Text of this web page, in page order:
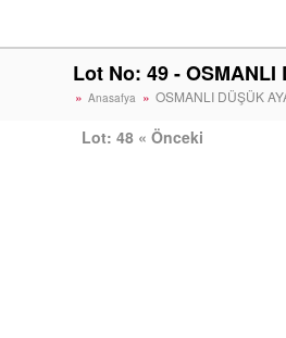
Lot No: 49 - OSMANLI
Anasafya OSMANLI DÜŞÜK
Lot: 48 « Önceki